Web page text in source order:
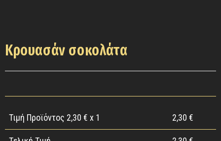
Κρουασάν σοκολάτα
Τιμή Προϊόντος 2,30 € x 1 2,30 €